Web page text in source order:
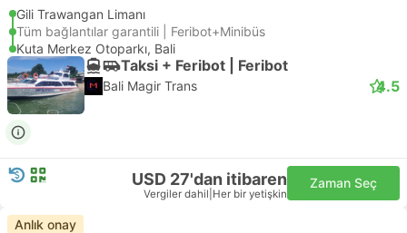
Gili Trawangan Limanı
Tüm bağlantılar garantili | Feribot+Minibüs
Kuta Merkez Otoparkı, Bali
Taksi + Feribot | Feribot
Bali Magir Trans 4.5
USD 27'dan itibaren
Vergiler dahil Her bir yetişkin
Zaman Seç
Anlık onay